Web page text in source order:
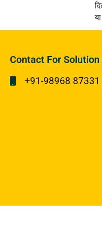
Contact For Solution
+91-98968 87331